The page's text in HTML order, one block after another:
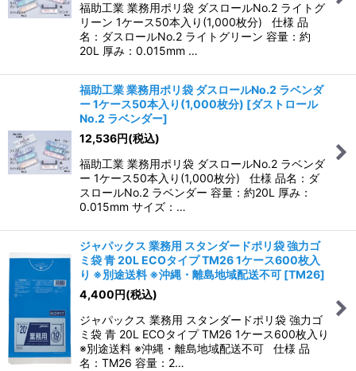
福助工業 業務用ポリ袋 ダスロールNo.2 ライトグ
リーン 1ケース50本入り(1,000枚分) 仕様 品
名：ダスロールNo.2 ライトグリーン 容量：約
20L 厚み：0.015mm …
福助工業 業務用ポリ袋 ダスロールNo.2 ラベンダ
ー 1ケース50本入り(1,000枚分) [ダストロール
No.2 ラベンダー]
12,536円(税込)
福助工業 業務用ポリ袋 ダスロールNo.2 ラベンダ
ー 1ケース50本入り(1,000枚分) 仕様 品名：ダ
スロールNo.2 ラベンダー 容量：約20L 厚み：
0.015mm サイズ：…
ジャパックス 業務用 スタンダードポリ袋 強力ゴ
ミ袋 青 20L ECOタイプ TM26 1ケース600枚入
り ※別途送料 ※沖縄・離島地域配送不可 [TM26]
4,400円(税込)
ジャパックス 業務用 スタンダードポリ袋 強力ゴ
ミ袋 青 20L ECOタイプ TM26 1ケース600枚入り
※別途送料 ※沖縄・離島地域配送不可 仕様 品
名：TM26 容量：2…